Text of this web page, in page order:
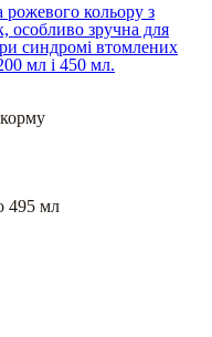
кольору з
особливо зручна для
синдромі втомлених
мл і 450 мл.
495 мл